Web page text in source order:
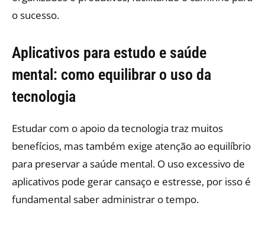
o sucesso.
Aplicativos para estudo e saúde
mental: como equilibrar o uso da
tecnologia
Estudar com o apoio da tecnologia traz muitos
benefícios, mas também exige atenção ao equilíbrio
para preservar a saúde mental. O uso excessivo de
aplicativos pode gerar cansaço e estresse, por isso é
fundamental saber administrar o tempo.